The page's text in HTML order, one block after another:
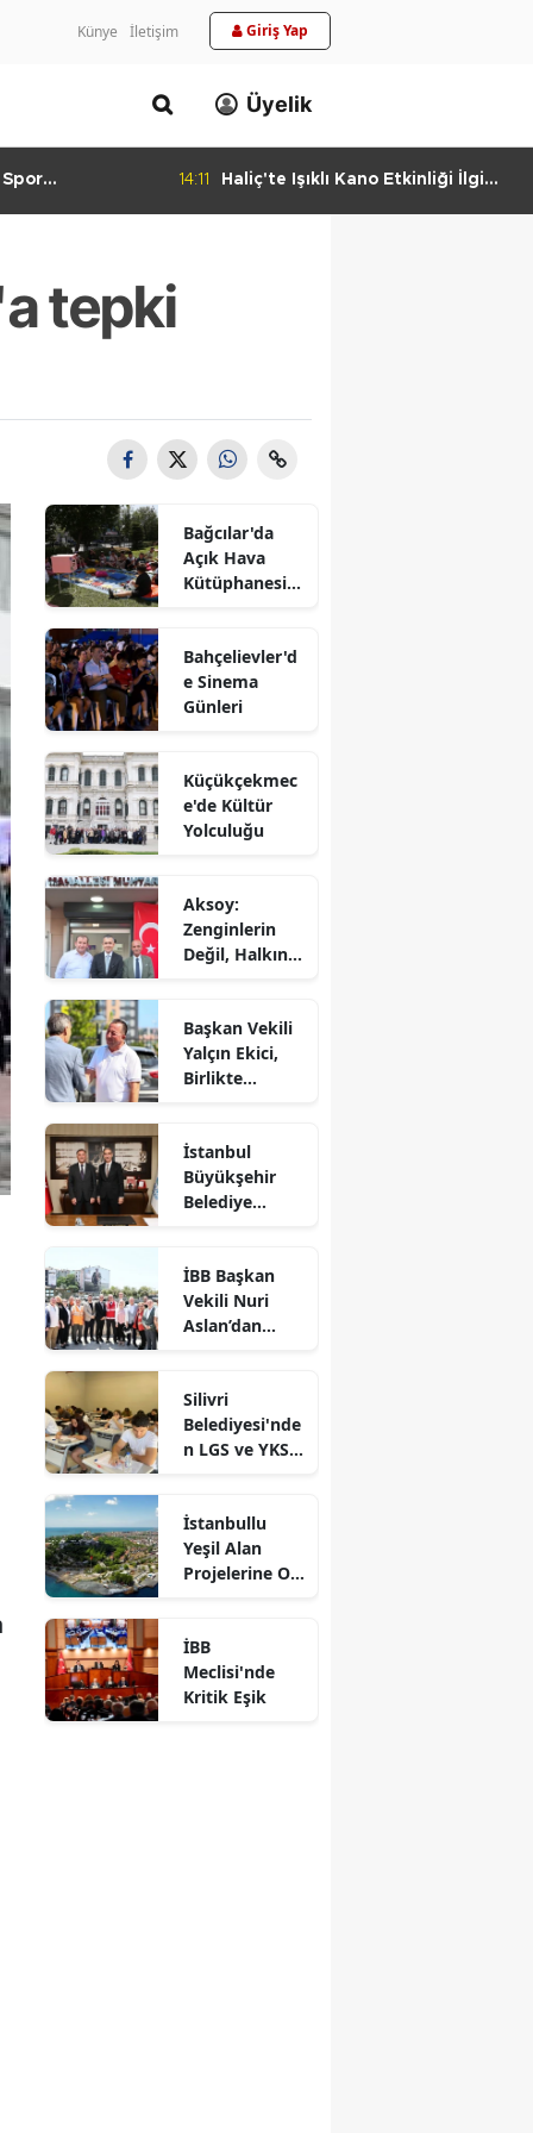
Künye İletişim Giriş Yap
Üyelik
14:11
Haliç'te Işıklı Kano Etkinliği İlgi
tepki
Bağcılar'da
Açık Hava
Kütüphanesi'n
Bahçelievler'd
e Sinema
Günleri
Küçükçekmec
e'de Kültür
Yolculuğu
Aksoy:
Zenginlerin
Değil, Halkın
Başkan Vekili
Yalçın Ekici,
Birlikte
İncelemelerde
Bulundu
İstanbul
Büyükşehir
Belediye
Silivri
Belediyesine
Ziyaret
İBB Başkan
Vekili Nuri
Aslan’dan
Çalışmalara
Yakın Takip
Silivri
Belediyesi'nde
n LGS ve YKS
Eğitim Desteği
İstanbullu
Yeşil Alan
Projelerine Oy
İBB
Meclisi'nde
Kritik Eşik